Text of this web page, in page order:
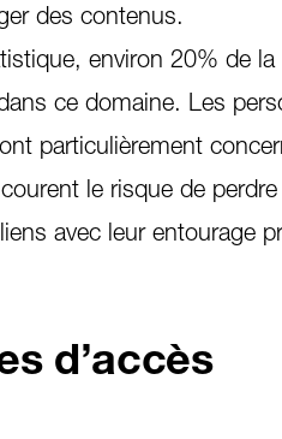
des contenus.
environ 20% de
ce domaine. Les
particulièrement
le risque de
avec leur entourage
d’accès